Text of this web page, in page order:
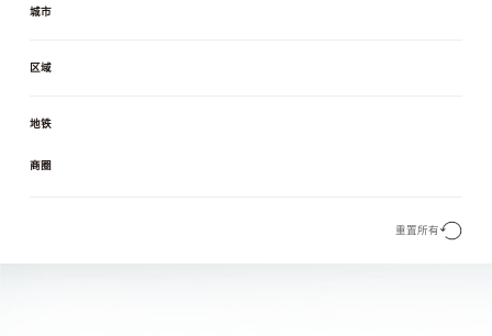
城市
区域
地铁
商圈
重置所有